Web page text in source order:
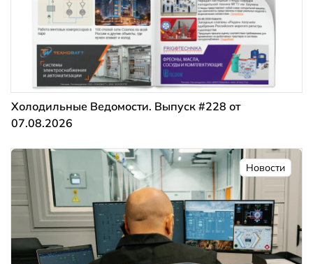
Холодильные Ведомости. Выпуск #228 от
07.08.2026
Новости